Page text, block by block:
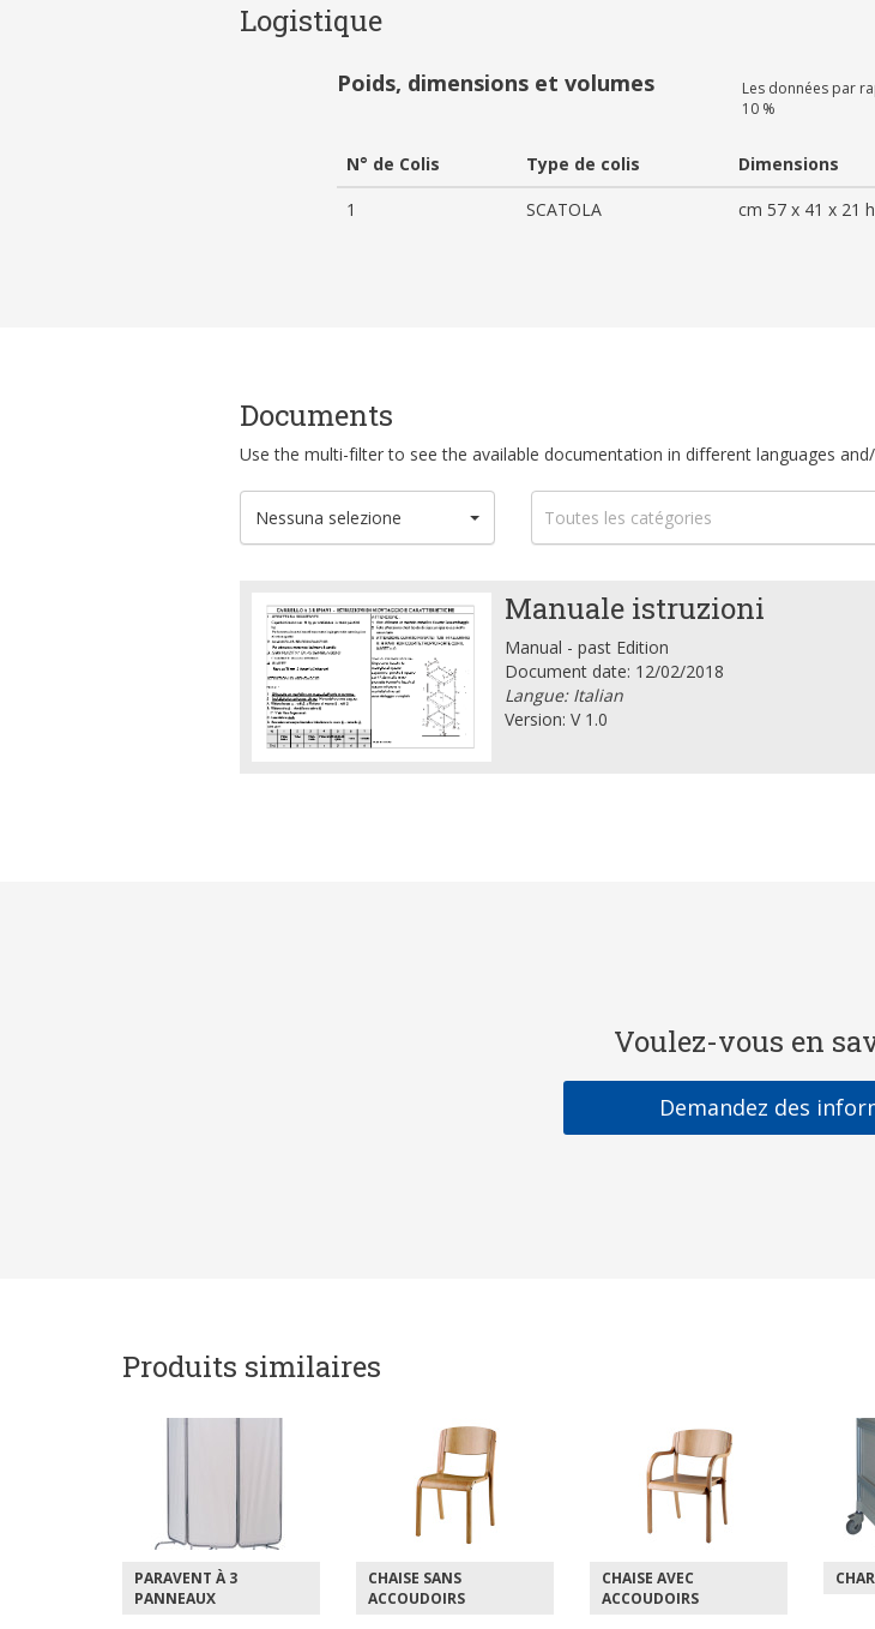
Logistique
Poids, dimensions et volumes
Les données par
10 %
N° de Colis Type de colis Dimensions
1
SCATOLA cm 57 x 41 x 21 h
Documents
Use the multi-filter to see the available documentation in different languages
Nessuna selezione Toutes les catégories
Manuale istruzioni
Manual - past Edition
Document date: 12/02/2018
Langue: Italian
Version: V 1.0
Voulez-vous en
Demandez des
Produits similaires
CHAISE SANS
ACCOUDOIRS
CHAISE AVEC
ACCOUDOIRS
CHARIOT 4 TIROIRS